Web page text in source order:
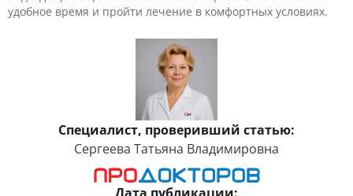
удобное время и пройти лечение в комфортных условиях.
Специалист, проверивший статью:
Сергеева Татьяна Владимировна